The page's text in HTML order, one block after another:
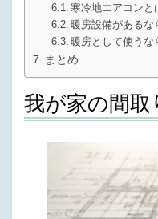
寒冷地エアコンと
暖房設備があるな
暖房として使うな
まとめ
我が家の間取